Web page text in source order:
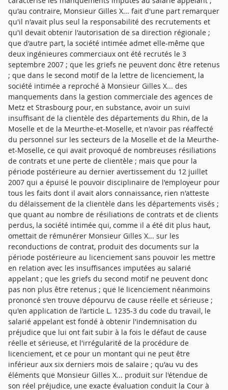
qu'au contraire, Monsieur Gilles X... fait d'une part remarquer
qu'il n'avait plus seul la responsabilité des recrutements et
qu'il devait obtenir l'autorisation de sa direction régionale ;
que d'autre part, la société intimée admet elle-même que
deux ingénieures commerciaux ont été recrutés le 3
septembre 2007 ; que les griefs ne peuvent donc être retenus
; que dans le second motif de la lettre de licenciement, la
société intimée a reproché à Monsieur Gilles X... des
manquements dans la gestion commerciale des agences de
Metz et Strasbourg pour, en substance, avoir un suivi
insuffisant de la clientèle des départements du Rhin, de la
Moselle et de la Meurthe-et-Moselle, et n'avoir pas réaffecté
du personnel sur les secteurs de la Moselle et de la Meurthe-
et-Moselle, ce qui avait provoqué de nombreuses résiliations
de contrats et une perte de clientèle ; mais que pour la
période postérieure au dernier avertissement du 12 juillet
2007 qui a épuisé le pouvoir disciplinaire de l'employeur pour
tous les faits dont il avait alors connaissance, rien n'atteste
du délaissement de la clientèle dans les départements visés ;
que quant au nombre de résiliations de contrats et de clients
perdus, la société intimée qui, comme il a été dit plus haut,
omettait de rémunérer Monsieur Gilles X... sur les
reconductions de contrat, produit des documents sur la
période postérieure au licenciement sans pouvoir les mettre
en relation avec les insuffisances imputées au salarié
appelant ; que les griefs du second motif ne peuvent donc
pas non plus être retenus ; que le licenciement néanmoins
prononcé s'en trouve dépourvu de cause réelle et sérieuse ;
qu'en application de l'article L. 1235-3 du code du travail, le
salarié appelant est fondé à obtenir l'indemnisation du
préjudice que lui ont fait subir à la fois le défaut de cause
réelle et sérieuse, et l'irrégularité de la procédure de
licenciement, et ce pour un montant qui ne peut être
inférieur aux six derniers mois de salaire ; qu'au vu des
éléments que Monsieur Gilles X... produit sur l'étendue de
son réel préjudice, une exacte évaluation conduit la Cour à